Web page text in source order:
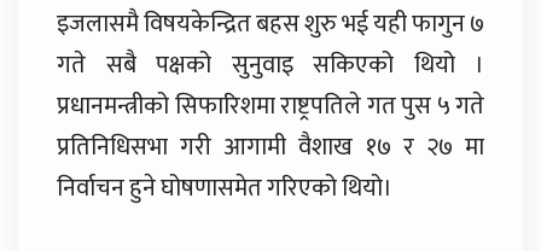
इजलासमै विषयकेन्द्रित बहस शुरु भई यही फागुन ७
गते सबै पक्षको सुनुवाइ सकिएको थियो ।
प्रधानमन्त्रीको सिफारिशमा राष्ट्रपतिले गत पुस ५ गते
प्रतिनिधिसभा गरी आगामी वैशाख १७ र २७ मा
निर्वाचन हुने घोषणासमेत गरिएको थियो।